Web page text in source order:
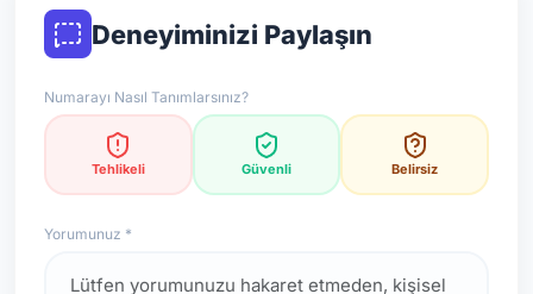
resmi doğrulama niteliği taşımaz.
*Not: Değerlendirmeler onaylı kullanıcı yorumlarına göre
güncellenir.
Deneyiminizi Paylaşın
Numarayı Nasıl Tanımlarsınız?
Tehlikeli Güvenli Belirsiz
Yorumunuz *